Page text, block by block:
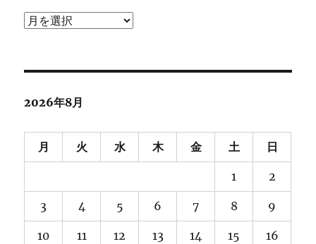
ア
ブ
2026年8月
月 火 水 木 金 土 日
1 2
3 4 5 6 7 8 9
10 11 12 13 14 15 16